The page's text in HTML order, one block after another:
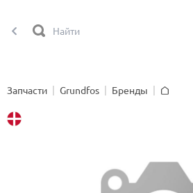
Запчасти Grundfos
Бренды